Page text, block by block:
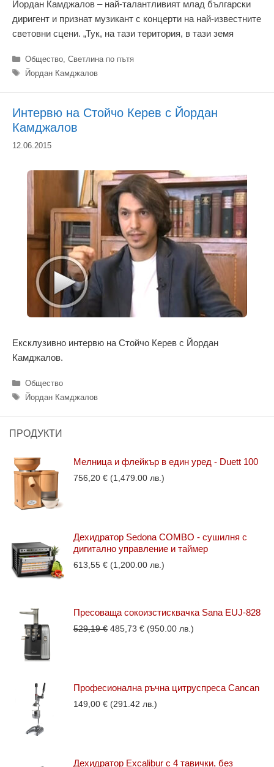
Йордан Камджалов – най-талантливият млад български
диригент и признат музикант с концерти на най-известните
световни сцени. „Тук, на тази територия, в тази земя
Категории
Общество, Светлина по пътя
Етикети
Йордан Камджалов
Интервю на Стойчо Керев с Йордан
Камджалов
12.06.2015
Ексклузивно интервю на Стойчо Керев с Йордан
Камджалов.
Категории
Общество
Етикети
Йордан Камджалов
ПРОДУКТИ
Мелница и флейкър в един уред - Duett 100
756,20 € (1,479.00 лв.)
Дехидратор Sedona COMBO - сушилня с
дигитално управление и таймер
613,55 € (1,200.00 лв.)
Пресоваща сокоизстисквачка Sana EUJ-828
529,19€ Original
485,73 €Текущата
(950.00 лв.)
Професионална ръчна цитруспреса Cancan
149,00 € (291.42 лв.)
Дехидратор Excalibur с 4 тавички, без